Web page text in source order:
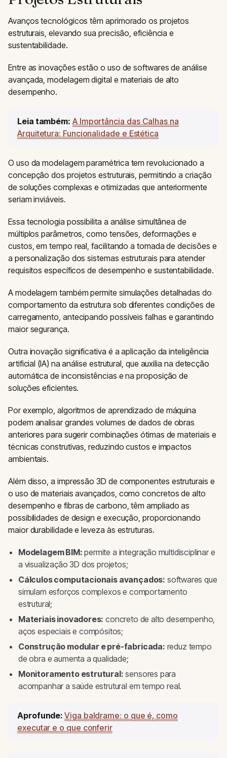
Avanços tecnológicos têm aprimorado os projetos
estruturais, elevando sua precisão, eficiência e
sustentabilidade.
Entre as inovações estão o uso de softwares de análise
avançada, modelagem digital e materiais de alto
desempenho.
Leia também: A Importância das Calhas na
Arquitetura: Funcionalidade e Estética
O uso da modelagem paramétrica tem revolucionado a
concepção dos projetos estruturais, permitindo a criação
de soluções complexas e otimizadas que anteriormente
seriam inviáveis.
Essa tecnologia possibilita a análise simultânea de
múltiplos parâmetros, como tensões, deformações e
custos, em tempo real, facilitando a tomada de decisões e
a personalização dos sistemas estruturais para atender
requisitos específicos de desempenho e sustentabilidade.
A modelagem também permite simulações detalhadas do
comportamento da estrutura sob diferentes condições de
carregamento, antecipando possíveis falhas e garantindo
maior segurança.
Outra inovação significativa é a aplicação da inteligência
artificial (IA) na análise estrutural, que auxilia na detecção
automática de inconsistências e na proposição de
soluções eficientes.
Por exemplo, algoritmos de aprendizado de máquina
podem analisar grandes volumes de dados de obras
anteriores para sugerir combinações ótimas de materiais e
técnicas construtivas, reduzindo custos e impactos
ambientais.
Além disso, a impressão 3D de componentes estruturais e
o uso de materiais avançados, como concretos de alto
desempenho e fibras de carbono, têm ampliado as
possibilidades de design e execução, proporcionando
maior durabilidade e leveza às estruturas.
Modelagem BIM: permite a integração multidisciplinar e
a visualização 3D dos projetos;
Cálculos computacionais avançados: softwares que
simulam esforços complexos e comportamento
estrutural;
Materiais inovadores: concreto de alto desempenho,
aços especiais e compósitos;
Construção modular e pré-fabricada: reduz tempo
de obra e aumenta a qualidade;
Monitoramento estrutural: sensores para
acompanhar a saúde estrutural em tempo real.
Aprofunde:Viga baldrame: o que é, como
executar e o que conferir